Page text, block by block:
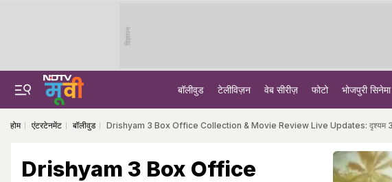
विज्ञापन
बॉलीवुड टेलीविज़न वेब सीरीज़ फोटो भोजपुरी सिनेमा
होम एंटरटेनमेंट बॉलीवुड Drishyam 3 Box Office Collection & Movie Review Live Updates: दृश्यम 3 का
Drishyam 3 Box Office